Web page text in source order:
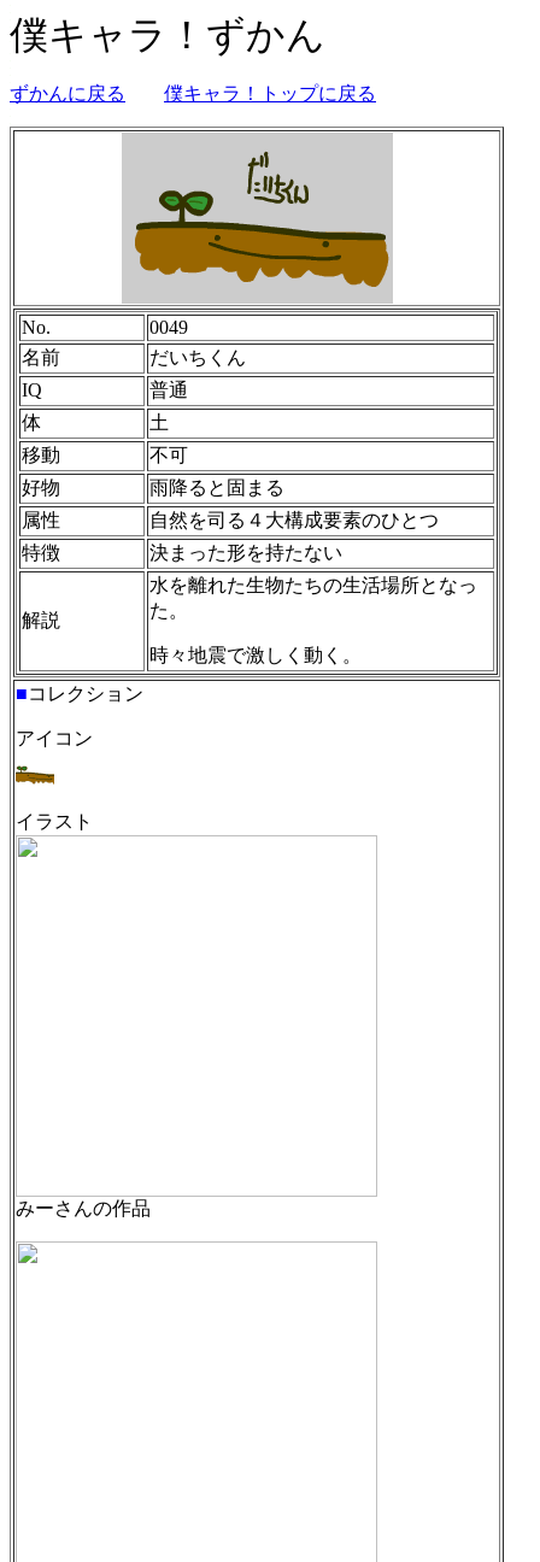
僕キャラ！ずかん
ずかんに戻る 僕キャラ！トップに戻る
No.
0049
名前
だいちくん
IQ
普通
体
土
移動
不可
好物
雨降ると固まる
属性
自然を司る４大構成要素のひとつ
特徴
決まった形を持たない
解説
水を離れた生物たちの生活場所となっ
た。
時々地震で激しく動く。
■コレクション
アイコン
イラスト
みーさんの作品